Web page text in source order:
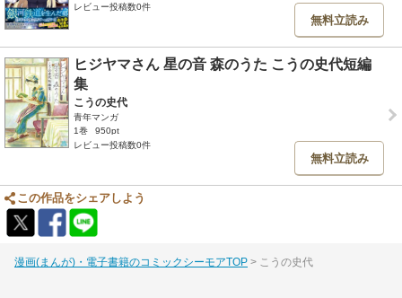
レビュー投稿数0件
無料立読み
ヒジヤマさん 星の音 森のうた こうの史代短編
集
こうの史代
青年マンガ
1巻
950pt
レビュー投稿数0件
無料立読み
この作品をシェアしよう
漫画(まんが)・電子書籍のコミックシーモアTOP こうの史代